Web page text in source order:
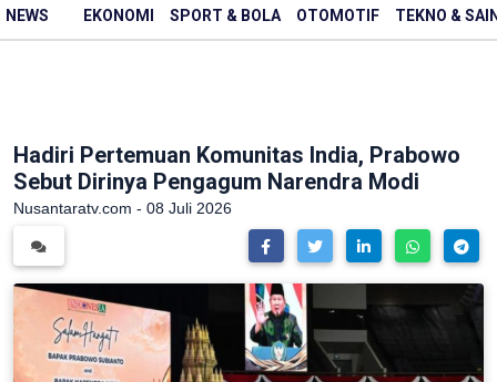
NEWS EKONOMI SPORT & BOLA OTOMOTIF TEKNO &
Hadiri Pertemuan Komunitas India, Prabowo
Sebut Dirinya Pengagum Narendra Modi
Nusantaratv.com - 08 Juli 2026